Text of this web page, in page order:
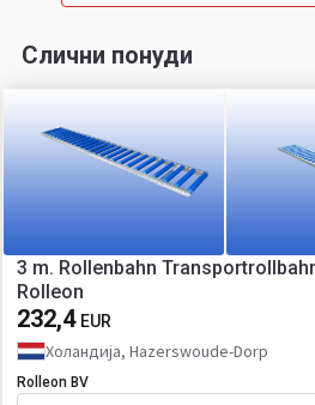
Слични понуди
3 m. Rollenbahn
Rolleon
232,4 EUR
Холандија, Hazerswoude-Dorp
Rolleon BV